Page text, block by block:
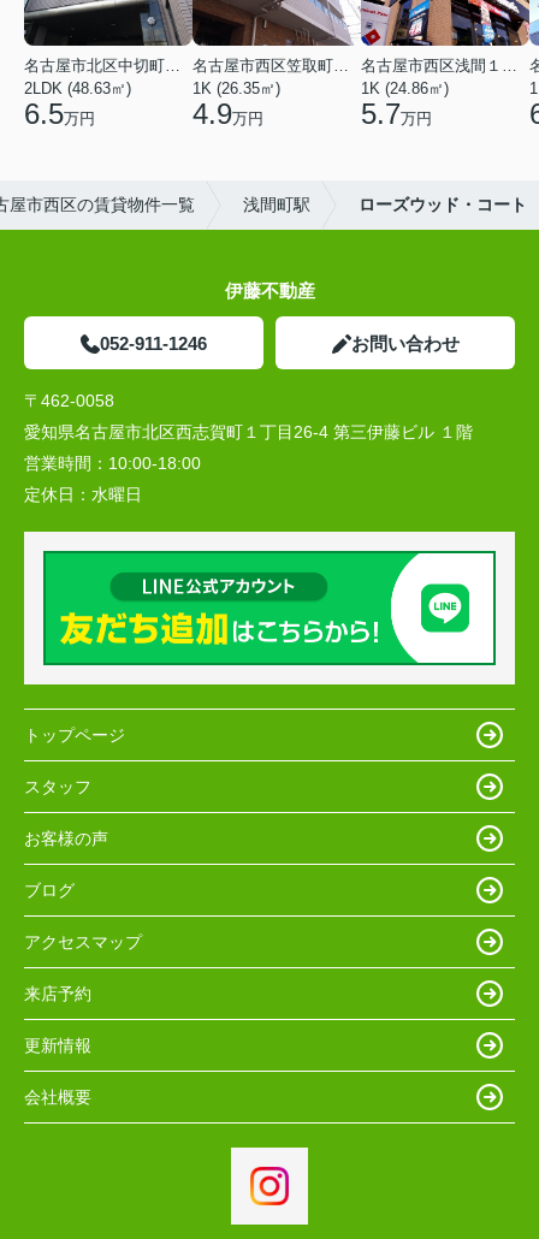
2LDK (48.63㎡)
6.5万円
1K (26.35㎡)
4.9万円
1K (24.86㎡)
5.7万円
屋市西区の賃貸物件一覧 浅間町駅 ローズウッド・コート
伊藤不動産
052-911-1246 お問い合わせ
〒462-0058
愛知県名古屋市北区西志賀町１丁目26-4 第三伊藤ビル １階
営業時間： 10:00‐18:00
定休日： 水曜日
トップページ
スタッフ
お客様の声
ブログ
アクセスマップ
来店予約
更新情報
会社概要